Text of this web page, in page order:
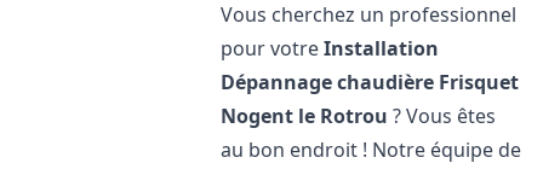
Vous cherchez un professionnel
pour votreInstallation
Dépannage chaudière Frisquet
Nogent le Rotrou ? Vous êtes
au bon endroit ! Notre équipe de